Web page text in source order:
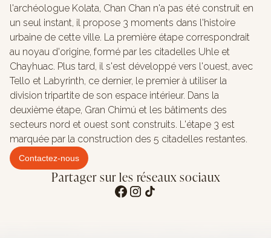
l'archéologue Kolata, Chan Chan n'a pas été construit en
un seul instant, il propose 3 moments dans l'histoire
urbaine de cette ville. La première étape correspondrait
au noyau d'origine, formé par les citadelles Uhle et
Chayhuac. Plus tard, il s'est développé vers l'ouest, avec
Tello et Labyrinth, ce dernier, le premier à utiliser la
division tripartite de son espace intérieur. Dans la
deuxième étape, Gran Chimú et les bâtiments des
secteurs nord et ouest sont construits. L'étape 3 est
marquée par la construction des 5 citadelles restantes.
Contactez-nous
Partager sur les réseaux sociaux